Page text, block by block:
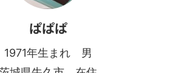
ぱぱぱ
1971年生まれ 男